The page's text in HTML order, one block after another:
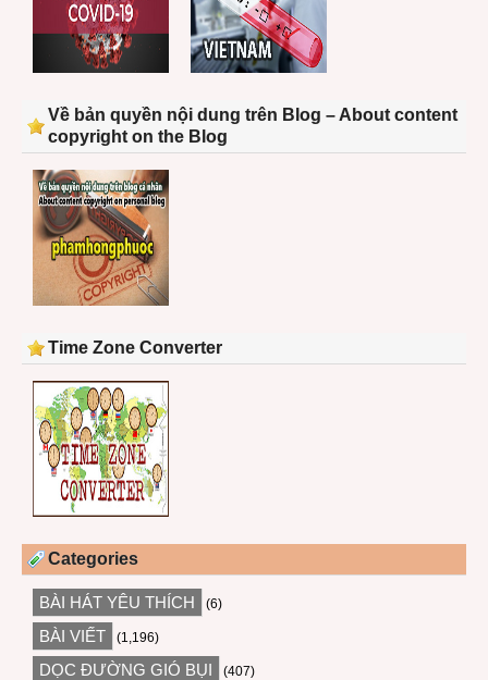
Về bản quyền nội dung trên Blog – About content
copyright on the Blog
Time Zone Converter
Categories
BÀI HÁT YÊU THÍCH (6)
BÀI VIẾT (1,196)
DỌC ĐƯỜNG GIÓ BỤI (407)